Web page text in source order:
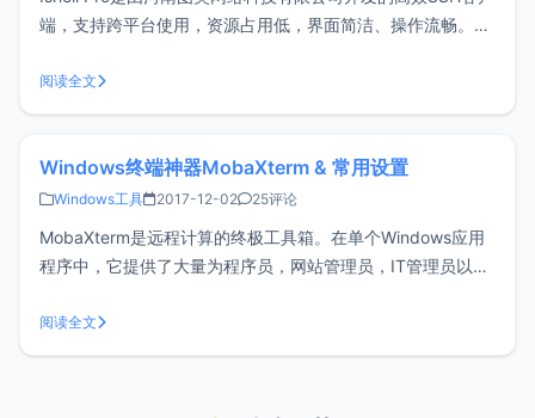
端，支持跨平台使用，资源占用低，界面简洁、操作流畅。目
或开发人员。功能特点跨平台支持：macOS、Windows、
Linux、Android、iOS支持快捷命令支持SFTP云
阅读全文
Windows终端神器MobaXterm & 常用设置
Windows工具 2017-12-02 25评论
MobaXterm是远程计算的终极工具箱。在单个Windows应用
程序中，它提供了大量为程序员，网站管理员，IT管理员以及
功能。很早以前博客文章《Windows控制台（cmd）增强工具
cmder》介绍过Windows终端工具cmder，至今xia
阅读全文